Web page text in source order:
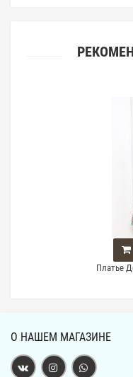
Платье
О НАШЕМ МАГАЗИНЕ